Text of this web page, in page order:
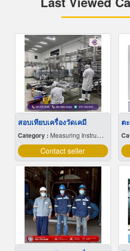
สอบเทียบเครื่องวัดเคมี
Category : Measuring Instruments-Testing
Contact seller
ต